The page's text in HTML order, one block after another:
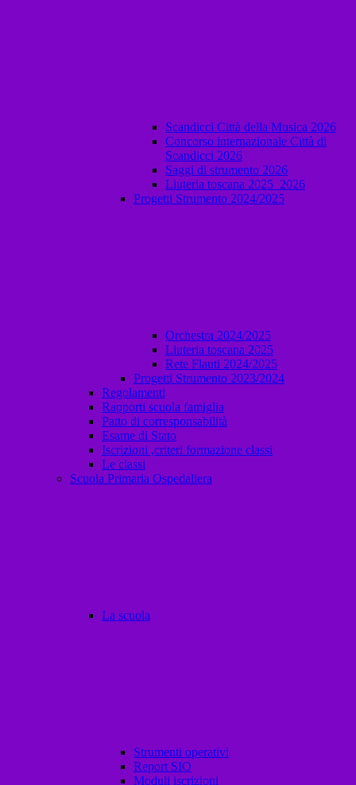
Scandicci Città della Musica 2026
Concorso internazionale Città di
Scandicci 2026
Saggi di strumento 2026
Liuteria toscana 2025_2026
Progetti Strumento 2024/2025
Orchestra 2024/2025
Liuteria toscana 2025
Rete Flauti 2024/2025
Progetti Strumento 2023/2024
Regolamenti
Rapporti scuola famiglia
Patto di corresponsabilità
Esame di Stato
Iscrizioni ,criteri formazione classi
Le classi
Scuola Primaria Ospedaliera
La scuola
Strumenti operativi
Report SIO
Moduli iscrizioni